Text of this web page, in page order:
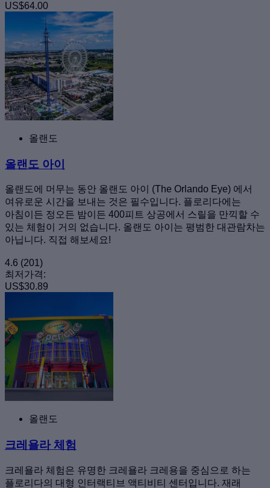
US$64.00
올랜도
올랜도 아이
올랜도에 머무는 동안 올랜도 아이 (The Orlando Eye) 에서
여유로운 시간을 보내는 것은 필수입니다. 플로리다에는
아침이든 정오든 밤이든 400피트 상공에서 스릴을 만끽할 수
있는 체험이 거의 없습니다. 올랜도 아이는 평범한 대관람차는
아닙니다. 직접 해보세요!
4.6 (201)
최저가격:
US$30.89
올랜도
크레욜라 체험
크레욜라 체험은 유명한 크레욜라 크레용을 중심으로 하는
플로리다의 대형 인터랙티브 액티비티 센터입니다. 재래